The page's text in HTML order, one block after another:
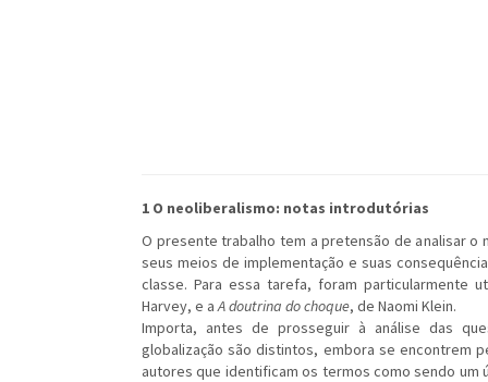
1 O neoliberalismo: notas introdutórias
O presente trabalho tem a pretensão de analisar o
seus meios de implementação e suas
classe. Para essa tarefa, foram particularmente
Harvey, e aA doutrina do choque, de Naomi Klein.
Importa, antes de prosseguir à análise das
globalização são distintos, embora se encontrem
autores que identificam os termos como sendo um